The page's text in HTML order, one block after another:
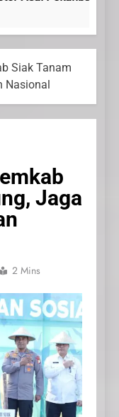
Siak Tanam
Nasional
Jaga
2 Mins